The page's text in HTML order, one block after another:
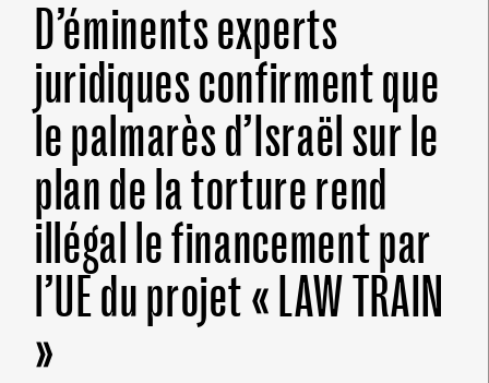
D’éminents experts
juridiques confirment que
le palmarès d’Israël sur le
plan de la torture rend
illégal le financement par
l’UE du projet « LAW TRAIN
»